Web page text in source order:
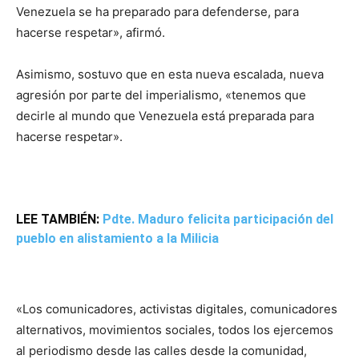
Venezuela se ha preparado para defenderse, para
hacerse respetar», afirmó.
Asimismo, sostuvo que en esta nueva escalada, nueva
agresión por parte del imperialismo, «tenemos que
decirle al mundo que Venezuela está preparada para
hacerse respetar».
LEE TAMBIÉN: Pdte. Maduro felicita participación del
pueblo en alistamiento a la Milicia
«Los comunicadores, activistas digitales, comunicadores
alternativos, movimientos sociales, todos los ejercemos
al periodismo desde las calles desde la comunidad,